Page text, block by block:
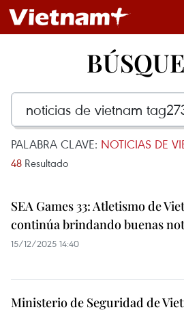
PALABRA CLAVE: NOTICIAS DE
48 Resultado
SEA Games 33: Atletismo de
continúa brindando buenas
15/12/2025 14:40
Ministerio de Seguridad de